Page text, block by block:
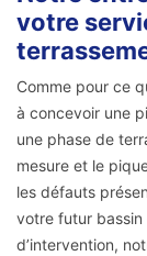
votre
Comme pour ce
à concevoir une
une phase de
mesure et le
les défauts
votre futur bassin
d’intervention,